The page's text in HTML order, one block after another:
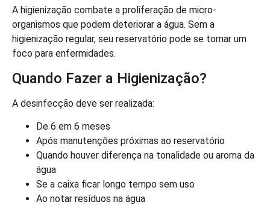
A higienização combate a proliferação de micro-
organismos que podem deteriorar a água. Sem a
higienização regular, seu reservatório pode se tornar um
foco para enfermidades.
Quando Fazer a Higienização?
A desinfecção deve ser realizada:
De 6 em 6 meses
Após manutenções próximas ao reservatório
Quando houver diferença na tonalidade ou aroma da
água
Se a caixa ficar longo tempo sem uso
Ao notar resíduos na água